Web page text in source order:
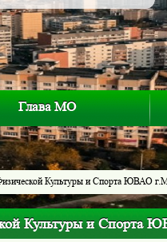
Глава МО
Культуры и Спорта ЮВАО
Культуры и Спорта